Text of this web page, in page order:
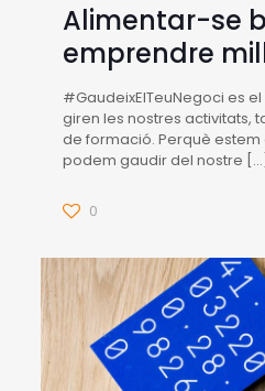
Alimentar-se
emprendre
#GaudeixElTeuNegoci es
giren les nostres activitats,
de formació. Perquè
podem gaudir del nostre […]
0